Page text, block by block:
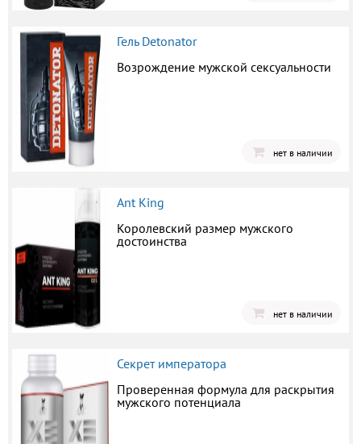
Гель Detonator
Возрождение мужской сексуальности
нет в наличии
Ant King
Королевский размер мужского
достоинства
нет в наличии
Секрет императора
Проверенная формула для раскрытия
мужского потенциала